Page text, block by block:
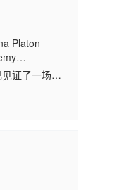
Platon
Ani Balan
证了一场犯
场更大的阴